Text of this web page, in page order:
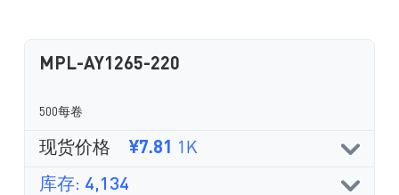
MPL-AY1265-220
500每卷
现货价格 ¥7.81 1K
库存: 4,134